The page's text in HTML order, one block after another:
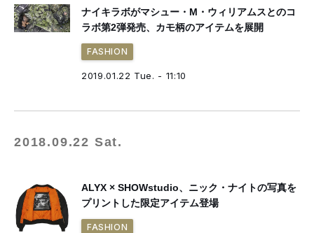
ナイキラボがマシュー・M・ウィリアムスとのコ
ラボ第2弾発売、カモ柄のアイテムを展開
FASHION
2019.01.22 Tue. - 11:10
2018.09.22 Sat.
ALYX × SHOWstudio、ニック・ナイトの写真を
プリントした限定アイテム登場
FASHION